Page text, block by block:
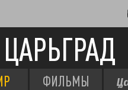
ЦАРЬГРАД
ФИЛЬМЫ